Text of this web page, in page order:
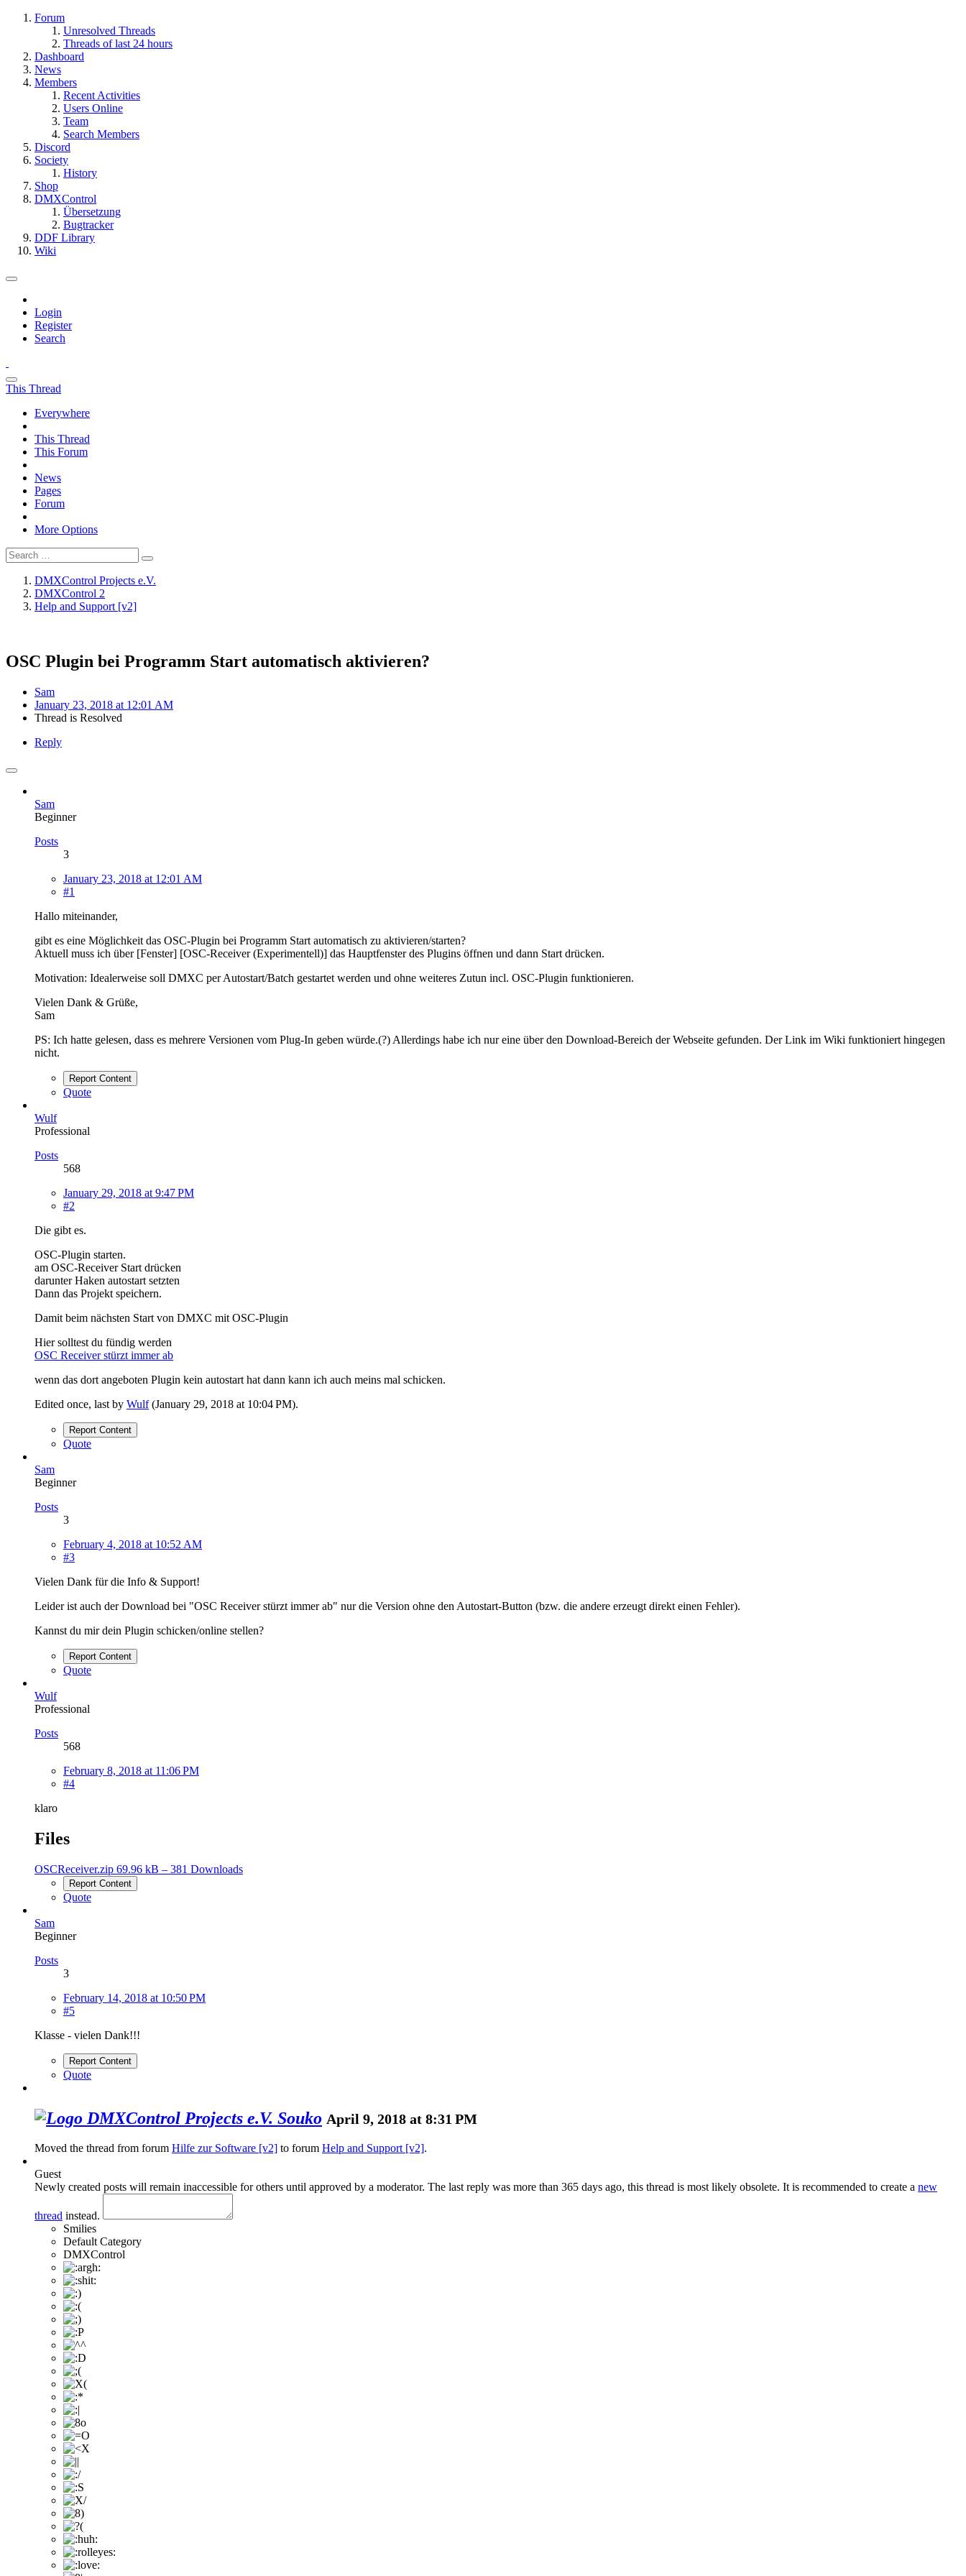
Forum
Unresolved Threads
Threads of last 24 hours
Dashboard
News
Members
Recent Activities
Users Online
Team
Search Members
Discord
Society
History
Shop
DMXControl
Übersetzung
Bugtracker
DDF Library
Wiki
Login
Register
Search
This Thread
Everywhere
This Thread
This Forum
News
Pages
Forum
More Options
DMXControl Projects e.V.
DMXControl 2
Help and Support [v2]
OSC Plugin bei Programm Start automatisch aktivieren?
Sam
January 23, 2018 at 12:01 AM
Thread is Resolved
Reply
Sam
Beginner
Posts
3
January 23, 2018 at 12:01 AM
#1
Hallo miteinander,
gibt es eine Möglichkeit das OSC-Plugin bei Programm Start automatisch zu aktivieren/starten?
Aktuell muss ich über [Fenster] [OSC-Receiver (Experimentell)] das Hauptfenster des Plugins öffnen und dann Start drücken.
Motivation: Idealerweise soll DMXC per Autostart/Batch gestartet werden und ohne weiteres Zutun incl. OSC-Plugin funktionieren.
Vielen Dank & Grüße,
Sam
PS: Ich hatte gelesen, dass es mehrere Versionen vom Plug-In geben würde.(?) Allerdings habe ich nur eine über den Download-Bereich der Webseite gefunden. Der Link im Wiki funktioniert hingegen
nicht.
Report Content
Quote
Wulf
Professional
Posts
568
January 29, 2018 at 9:47 PM
#2
Die gibt es.
OSC-Plugin starten.
am OSC-Receiver Start drücken
darunter Haken autostart setzten
Dann das Projekt speichern.
Damit beim nächsten Start von DMXC mit OSC-Plugin
Hier solltest du fündig werden
OSC Receiver stürzt immer ab
wenn das dort angeboten Plugin kein autostart hat dann kann ich auch meins mal schicken.
Edited once, last by Wulf(January 29, 2018 at 10:04 PM).
Report Content
Quote
Sam
Beginner
Posts
3
February 4, 2018 at 10:52 AM
#3
Vielen Dank für die Info & Support!
Leider ist auch der Download bei "OSC Receiver stürzt immer ab" nur die Version ohne den Autostart-Button (bzw. die andere erzeugt direkt einen Fehler).
Kannst du mir dein Plugin schicken/online stellen?
Report Content
Quote
Wulf
Professional
Posts
568
February 8, 2018 at 11:06 PM
#4
klaro
Files
OSCReceiver.zip 69.96 kB – 381 Downloads
Report Content
Quote
Sam
Beginner
Posts
3
February 14, 2018 at 10:50 PM
#5
Klasse - vielen Dank!!!
Report Content
Quote
Souko April 9, 2018 at 8:31 PM
Moved the thread from forum Hilfe zur Software [v2] to forum Help and Support [v2].
Guest
Newly created posts will remain inaccessible for others until approved by a moderator. The last reply was more than 365 days ago, this thread is most likely obsolete. It is recommended to create a new
thread instead.
Smilies
Default Category
DMXControl